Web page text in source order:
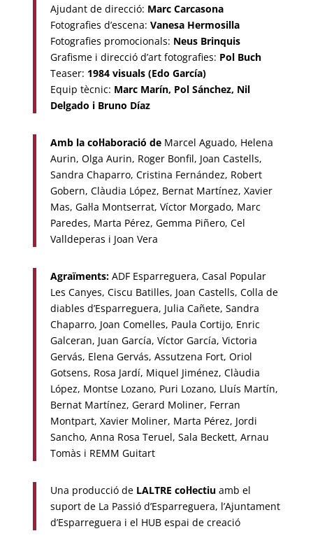
Ajudant de direcció: Marc Carcasona
Fotografies d’escena: Vanesa Hermosilla
Fotografies promocionals: Neus Brinquis
Grafisme i direcció d’art fotografies: Pol Buch
Teaser: 1984 visuals (Edo García)
Equip tècnic: Marc Marín, Pol Sánchez, Nil
Delgado i Bruno Díaz
Amb la col·laboració de Marcel Aguado, Helena
Aurin, Olga Aurin, Roger Bonfil, Joan Castells,
Sandra Chaparro, Cristina Fernández, Robert
Gobern, Clàudia López, Bernat Martínez, Xavier
Mas, Gal·la Montserrat, Víctor Morgado, Marc
Paredes, Marta Pérez, Gemma Piñero, Cel
Valldeperas i Joan Vera
Agraïments:ADF Esparreguera, Casal Popular
Les Canyes, Ciscu Batilles, Joan Castells, Colla de
diables d’Esparreguera, Julia Cañete, Sandra
Chaparro, Joan Comelles, Paula Cortijo, Enric
Galceran, Juan García, Víctor García, Victoria
Gervás, Elena Gervás, Assutzena Fort, Oriol
Gotsens, Rosa Jardí, Miquel Jiménez, Clàudia
López, Montse Lozano, Puri Lozano, Lluís Martín,
Bernat Martínez, Gerard Moliner, Ferran
Montpart, Xavier Moliner, Marta Pérez, Jordi
Sancho, Anna Rosa Teruel, Sala Beckett, Arnau
Tomàs i REMM Guitart
Una producció de LALTRE col·lectiuamb el
suport de La Passió d’Esparreguera, l’Ajuntament
d’Esparreguera i el HUB espai de creació